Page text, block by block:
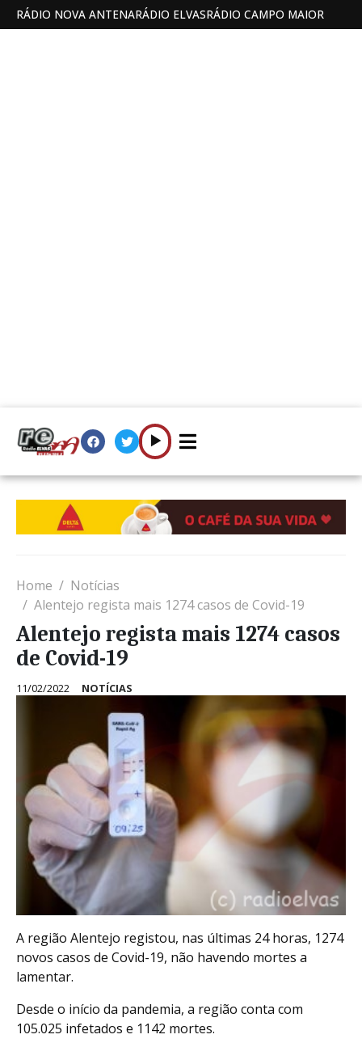
RÁDIO NOVA ANTENARÁDIO ELVASRÁDIO CAMPO MAIOR
Home
Notícias
Alentejo regista mais 1274 casos de Covid-19
Alentejo regista mais 1274 casos
de Covid-19
11/02/2022 NOTÍCIAS
A região Alentejo registou, nas últimas 24 horas, 1274
novos casos de Covid-19, não havendo mortes a
lamentar.
Desde o início da pandemia, a região conta com
105.025 infetados e 1142 mortes.